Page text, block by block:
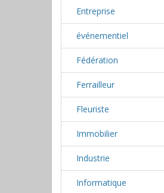
Entreprise
événementiel
Fédération
Ferrailleur
Fleuriste
Immobilier
Industrie
Informatique